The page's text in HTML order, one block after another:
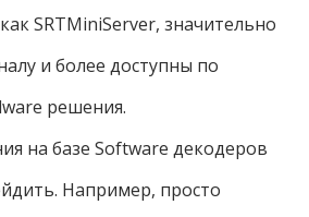
SRTMiniServer, значительно
и более доступны по
решения.
на базе Software декодеров
Например, просто